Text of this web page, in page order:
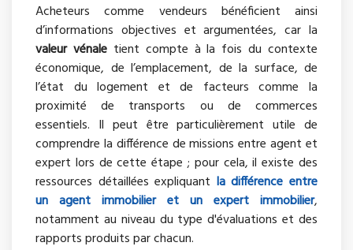
Acheteurs comme vendeurs bénéficient ainsi
d’informations objectives et argumentées, car la
valeur vénaletient compte à la fois du contexte
économique, de l’emplacement, de la surface, de
l’état du logement et de facteurs comme la
proximité de transports ou de commerces
essentiels. Il peut être particulièrement utile de
comprendre la différence de missions entre agent et
expert lors de cette étape ; pour cela, il existe des
ressources détaillées expliquant la différence entre
un agent immobilier et un expert immobilier,
notamment au niveau du type d'évaluations et des
rapports produits par chacun.